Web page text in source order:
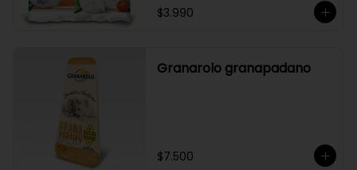
$3.990
Granarolo granapadano
$7.500